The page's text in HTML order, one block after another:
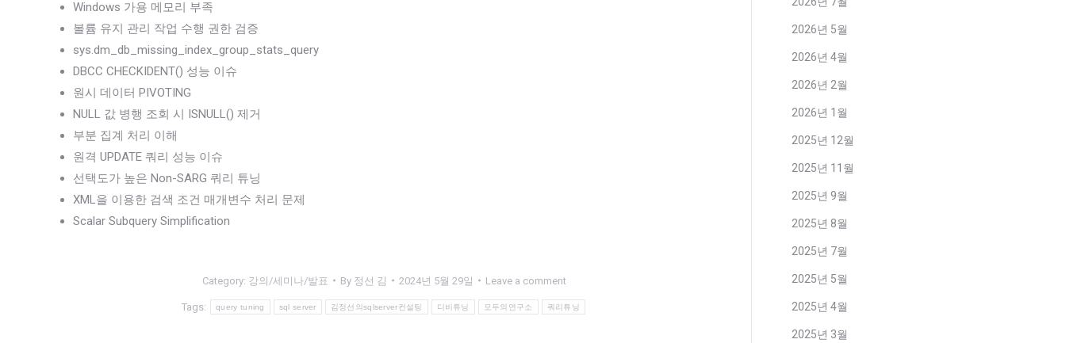
Windows 가용 메모리 부족
볼륨 유지 관리 작업 수행 권한 검증
sys.dm_db_missing_index_group_stats_query
DBCC CHECKIDENT() 성능 이슈
원시 데이터 PIVOTING
NULL 값 병행 조회 시 ISNULL() 제거
부분 집계 처리 이해
원격 UPDATE 쿼리 성능 이슈
선택도가 높은 Non-SARG 쿼리 튜닝
XML을 이용한 검색 조건 매개변수 처리 문제
Scalar Subquery Simplification
Category: 강의/세미나/발표 By 정선 김 2024년 5월 29일 Leave a comment
Tags: query tuning sql server 김정선의sqlserver컨설팅 디비튜닝 모두의연구소 쿼리튜닝
2026년 5월
2026년 4월
2026년 2월
2026년 1월
2025년 12월
2025년 11월
2025년 9월
2025년 8월
2025년 7월
2025년 5월
2025년 4월
2025년 3월